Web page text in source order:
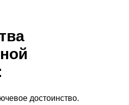
достоинство.